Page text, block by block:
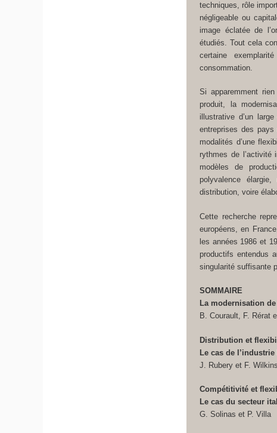
techniques, rôle
négligeable ou
image éclatée de
étudiés. Tout cela
certaine
consommation.
Si apparemment
produit, la
illustrative d’un
entreprises des pays
modalités d’une
rythmes de l’activité
modèles de
polyvalence
distribution, voire
Cette recherche
européens, en
les années 1986 et
productifs entendus
singularité suffisante
SOMMAIRE
La modernisation
B. Courault, F. Rérat
Distribution et
Le cas de
J. Rubery et F.
Compétitivité et
Le cas du secteur
G. Solinas et P. Villa